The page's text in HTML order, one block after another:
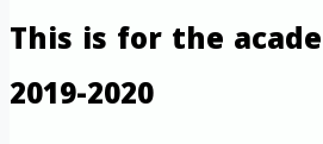
This is for the
2019-2020